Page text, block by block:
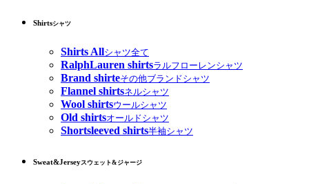
Shirtsシャツ
Shirts Allシャツ全て
RalphLauren shirtsラルフローレンシャツ
Brand shirteその他ブランドシャツ
Flannel shirtsネルシャツ
Wool shirtsウールシャツ
Old shirtsオールドシャツ
Shortsleeved shirts半袖シャツ
Sweat&Jerseyスウェット&ジャージ